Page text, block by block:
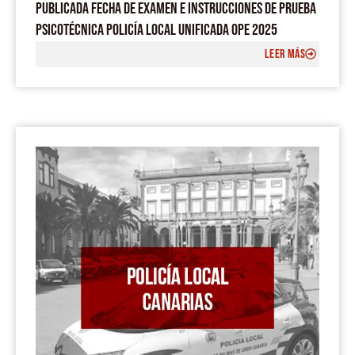
PUBLICADA FECHA DE EXAMEN E INSTRUCCIONES DE PRUEBA
PSICOTÉCNICA POLICÍA LOCAL UNIFICADA OPE 2025
LEER MÁS